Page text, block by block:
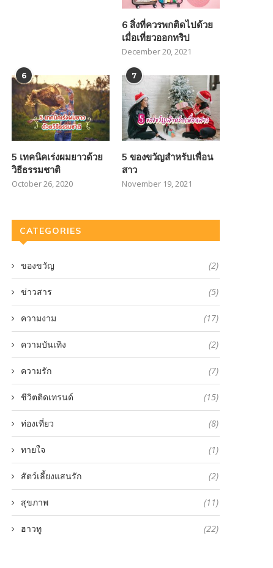
6 สิ่งที่ควรพกติดไปด้วย
เมื่อเที่ยวออกทริป
December 20, 2021
6
5 เทคนิคเร่งผมยาวด้วย
วิธีธรรมชาติ
October 26, 2020
7
5 ของขวัญสำหรับเพื่อน
สาว
November 19, 2021
CATEGORIES
ของขวัญ (2)
ข่าวสาร (5)
ความงาม (17)
ความบันเทิง (2)
ความรัก (7)
ชีวิตติดเทรนด์ (15)
ท่องเที่ยว (8)
ทายใจ (1)
สัตว์เลี้ยงแสนรัก (2)
สุขภาพ (11)
ฮาวทู (22)